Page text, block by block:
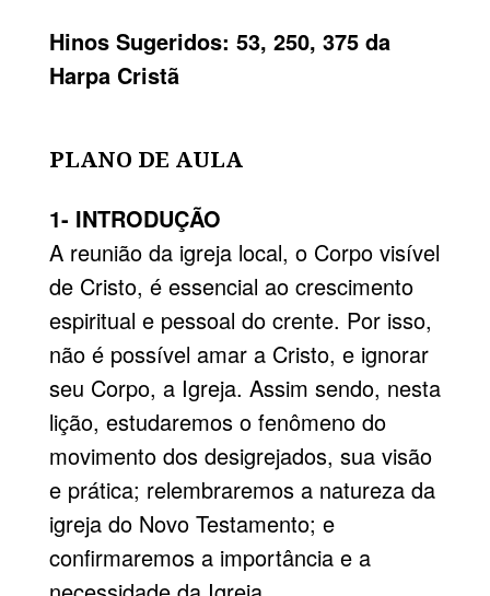
Hinos Sugeridos: 53, 250, 375 da
Harpa Cristã
PLANO DE AULA
1- INTRODUÇÃO
A reunião da igreja local, o Corpo visível
de Cristo, é essencial ao crescimento
espiritual e pessoal do crente. Por isso,
não é possível amar a Cristo, e ignorar
seu Corpo, a Igreja. Assim sendo, nesta
lição, estudaremos o fenômeno do
movimento dos desigrejados, sua visão
e prática; relembraremos a natureza da
igreja do Novo Testamento; e
confirmaremos a importância e a